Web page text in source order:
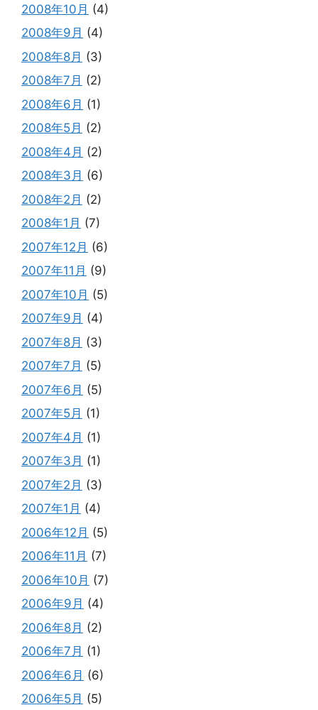
2008年10月 (4)
2008年9月 (4)
2008年8月 (3)
2008年7月 (2)
2008年6月 (1)
2008年5月 (2)
2008年4月 (2)
2008年3月 (6)
2008年2月 (2)
2008年1月 (7)
2007年12月 (6)
2007年11月 (9)
2007年10月 (5)
2007年9月 (4)
2007年8月 (3)
2007年7月 (5)
2007年6月 (5)
2007年5月 (1)
2007年4月 (1)
2007年3月 (1)
2007年2月 (3)
2007年1月 (4)
2006年12月 (5)
2006年11月 (7)
2006年10月 (7)
2006年9月 (4)
2006年8月 (2)
2006年7月 (1)
2006年6月 (6)
2006年5月 (5)